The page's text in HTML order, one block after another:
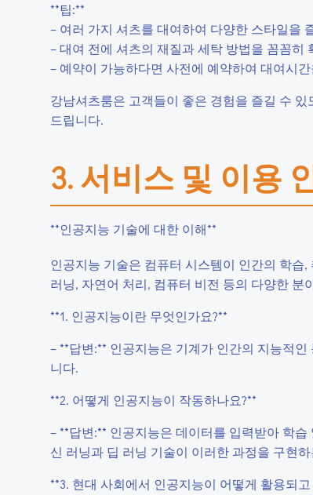
**팁:**
– 여러 가지 셔츠를 대여하여 다양한 스타일을
– 대여 전에 셔츠의 재질과 세탁 방법을 꼼꼼히
– 예약이 가능하다면 사전에 예약하여 대여시
강남셔츠룸은 고객들이 좋은 경험을 즐길 수
드립니다.
3. 서비스 및 이용
**인공지능 기술에 대한 이해**
인공지능 기술은 컴퓨터 시스템이 인간의 학습
러닝, 자연어 처리, 컴퓨터 비전 등의 다양한
**1. 인공지능이란 무엇인가요?**
– **답변:** 인공지능은 기계가 인간의 지능적
니다.
**2. 어떻게 인공지능이 작동하나요?**
– **답변:** 인공지능은 데이터를 입력받아 학
신 러닝과 딥 러닝 기술이 이러한 과정을 구현
**3. 현대 사회에서 인공지능이 어떻게 활용되고